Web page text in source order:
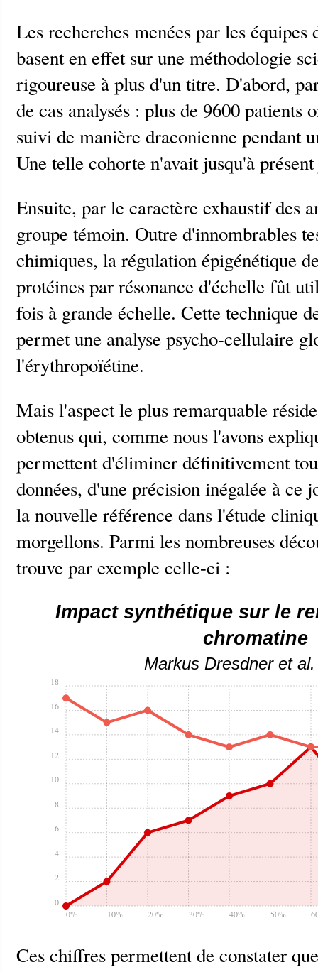
Les recherches menées par les
basent en effet sur une méthodologie
rigoureuse à plus d'un titre. D'abord,
de cas analysés : plus de 9600 patients
suivi de manière draconienne pendant
Une telle cohorte n'avait jusqu'à
Ensuite, par le caractère exhaustif des
groupe témoin. Outre d'innombrables
chimiques, la régulation épigénétique
protéines par résonance d'échelle fût
fois à grande échelle. Cette technique
permet une analyse psycho-cellulaire
l'érythropoïétine.
Mais l'aspect le plus remarquable
obtenus qui, comme nous l'avons
permettent d'éliminer définitivement
données, d'une précision inégalée à ce
la nouvelle référence dans l'étude
morgellons. Parmi les nombreuses
trouve par exemple celle-ci :
Impact synthétique sur le
chromatine
Markus Dresdner et
0% 10% 20% 30% 40% 50%
0
2
4
6
8
10
12
14
16
18
Ces chiffres permettent de constater